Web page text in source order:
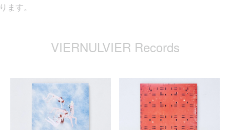
す。
VIERNULVIER Records